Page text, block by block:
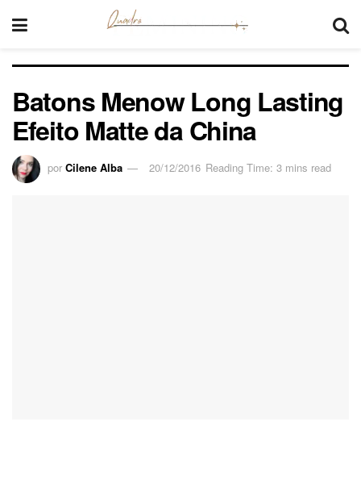
Batons Menow Long Lasting
Efeito Matte da China
por Cilene Alba 20/12/2016 Reading Time: 3 mins read